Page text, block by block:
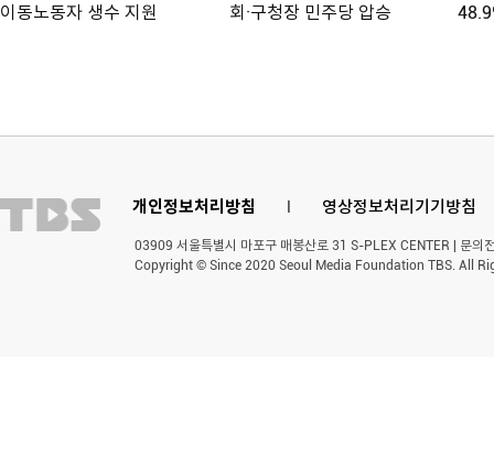
이동노동자 생수 지원
회·구청장 민주당 압승
개인정보처리방침 l 영상정보처리기기방침
03909 서울특별시 마포구 매봉산로 31 S-PLEX CENTER | 문
Copyright © Since 2020 Seoul Media Foundation TBS. All